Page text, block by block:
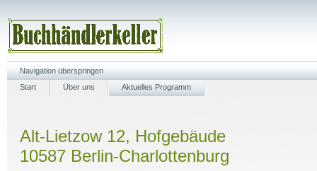
Navigation überspringen
Start
Über uns Aktuelles Programm
Alt-Lietzow 12, Hofgebäude
10587 Berlin-Charlottenburg